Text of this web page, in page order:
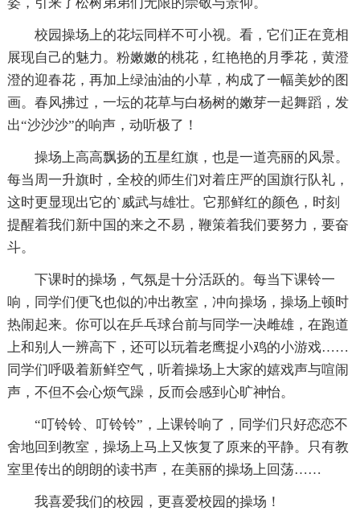
校园操场上的花坛同样不可小视。看，它们正在竟相
展现自己的魅力。粉嫩嫩的桃花，红艳艳的月季花，黄澄
澄的迎春花，再加上绿油油的小草，构成了一幅美妙的图
画。春风拂过，一坛的花草与白杨树的嫩芽一起舞蹈，发
出“沙沙沙”的响声，动听极了！
操场上高高飘扬的五星红旗，也是一道亮丽的风景。
每当周一升旗时，全校的师生们对着庄严的国旗行队礼，
这时更显现出它的`威武与雄壮。它那鲜红的颜色，时刻
提醒着我们新中国的来之不易，鞭策着我们要努力，要奋
斗。
下课时的操场，气氛是十分活跃的。每当下课铃一
响，同学们便飞也似的冲出教室，冲向操场，操场上顿时
热闹起来。你可以在乒乓球台前与同学一决雌雄，在跑道
上和别人一辨高下，还可以玩着老鹰捉小鸡的小游戏……
同学们呼吸着新鲜空气，听着操场上大家的嬉戏声与喧闹
声，不但不会心烦气躁，反而会感到心旷神怡。
“叮铃铃、叮铃铃”，上课铃响了，同学们只好恋恋不
舍地回到教室，操场上马上又恢复了原来的平静。只有教
室里传出的朗朗的读书声，在美丽的操场上回荡……
我喜爱我们的校园，更喜爱校园的操场！